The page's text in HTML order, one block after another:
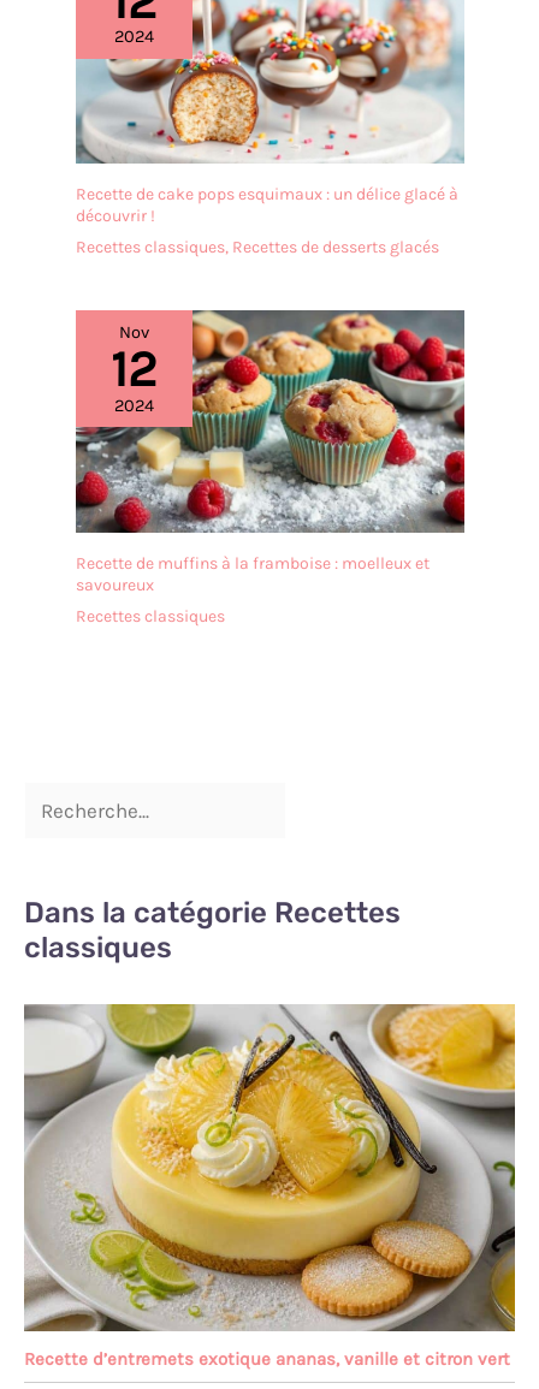
set assiette robuste a été
conçu pour durer,
compléter vos vaisselle et
plats de service, et résister
à l’épreuve du temps. À
offrir ou à s’offrir : Un
service de table durable et
stylé, parfait pour une
crémaillère, un mariage ou
plaisir avec de la belle
2024
Recette de cake pops esquimaux : un délice glacé à
découvrir !
Recettes classiques, Recettes de desserts glacés
Nov
12
2024
Recette de muffins à la framboise : moelleux et
savoureux
Recettes classiques
Dans la catégorie Recettes
classiques
Recette d’entremets exotique ananas, vanille et citron vert